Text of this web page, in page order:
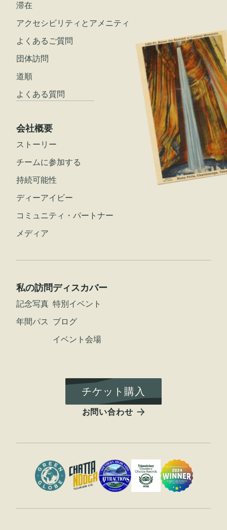
滞在
アクセシビリティとアメニティ
よくあるご質問
団体訪問
道順
よくある質問
会社概要
ストーリー
チームに参加する
持続可能性
ディーアイビー
コミュニティ・パートナー
メディア
私の訪問
記念写真
年間パス
ディスカバー
特別イベント
ブログ
イベント会場
チケット購入
お問い合わせ